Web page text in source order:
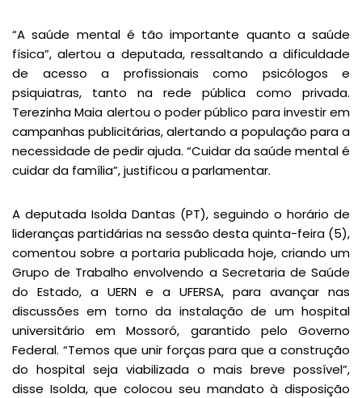
“A saúde mental é tão importante quanto a saúde
física”, alertou a deputada, ressaltando a dificuldade
de acesso a profissionais como psicólogos e
psiquiatras, tanto na rede pública como privada.
Terezinha Maia alertou o poder público para investir em
campanhas publicitárias, alertando a população para a
necessidade de pedir ajuda. “Cuidar da saúde mental é
cuidar da família”, justificou a parlamentar.
A deputada Isolda Dantas (PT), seguindo o horário de
lideranças partidárias na sessão desta quinta-feira (5),
comentou sobre a portaria publicada hoje, criando um
Grupo de Trabalho envolvendo a Secretaria de Saúde
do Estado, a UERN e a UFERSA, para avançar nas
discussões em torno da instalação de um hospital
universitário em Mossoró, garantido pelo Governo
Federal. “Temos que unir forças para que a construção
do hospital seja viabilizada o mais breve possível”,
disse Isolda, que colocou seu mandato à disposição